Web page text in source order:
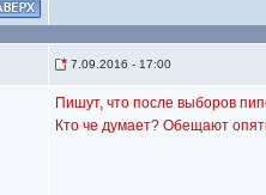
7.09.2016 - 17:00
Пишут, что после выборов
Кто че думает? Обещают